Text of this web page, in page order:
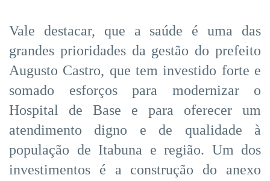
Vale destacar, que a saúde é uma das
grandes prioridades da gestão do prefeito
Augusto Castro, que tem investido forte e
somado esforços para modernizar o
Hospital de Base e para oferecer um
atendimento digno e de qualidade à
população de Itabuna e região. Um dos
investimentos é a construção do anexo